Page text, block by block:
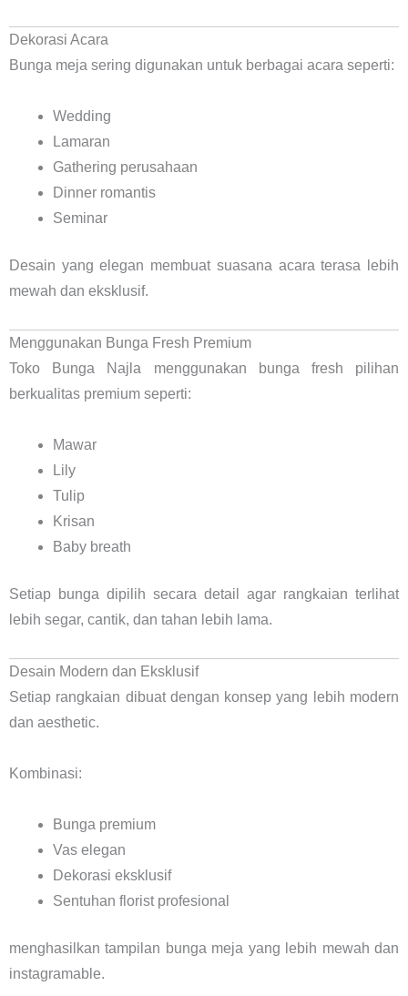
Dekorasi Acara
Bunga meja sering digunakan untuk berbagai acara seperti:
Wedding
Lamaran
Gathering perusahaan
Dinner romantis
Seminar
Desain yang elegan membuat suasana acara terasa lebih
mewah dan eksklusif.
Menggunakan Bunga Fresh Premium
Toko Bunga Najla menggunakan bunga fresh pilihan
berkualitas premium seperti:
Mawar
Lily
Tulip
Krisan
Baby breath
Setiap bunga dipilih secara detail agar rangkaian terlihat
lebih segar, cantik, dan tahan lebih lama.
Desain Modern dan Eksklusif
Setiap rangkaian dibuat dengan konsep yang lebih modern
dan aesthetic.
Kombinasi:
Bunga premium
Vas elegan
Dekorasi eksklusif
Sentuhan florist profesional
menghasilkan tampilan bunga meja yang lebih mewah dan
instagramable.